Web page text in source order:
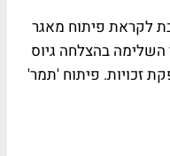
לקראת פיתוח מאגר
השלימה בהצלחה גיוס
פיתוח 'תמר'